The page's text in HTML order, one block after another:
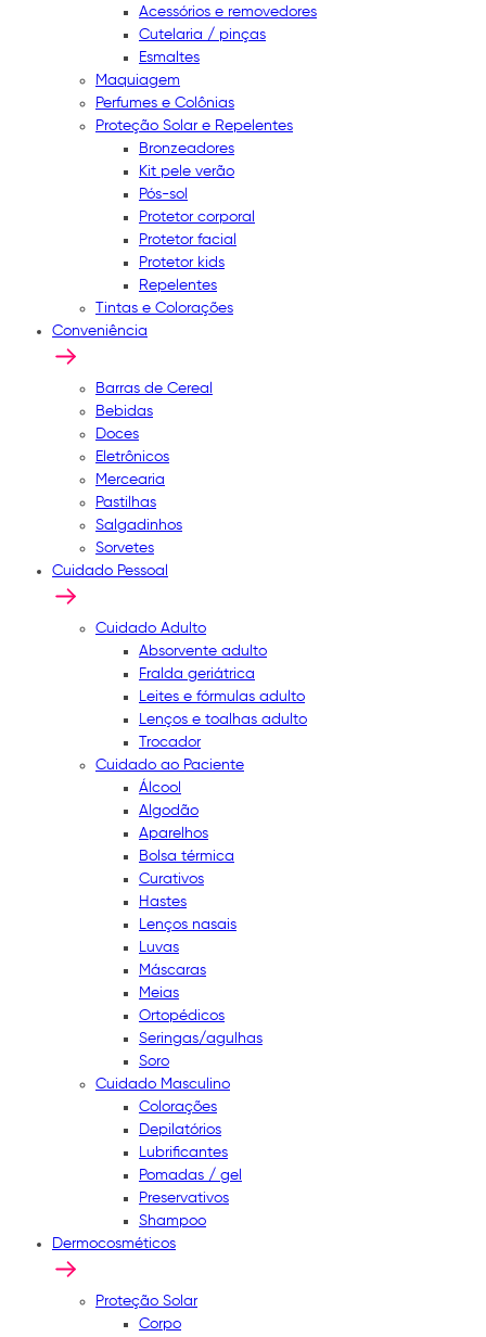
Acessórios e removedores
Cutelaria / pinças
Esmaltes
Maquiagem
Perfumes e Colônias
Proteção Solar e Repelentes
Bronzeadores
Kit pele verão
Pós-sol
Protetor corporal
Protetor facial
Protetor kids
Repelentes
Tintas e Colorações
Conveniência
Barras de Cereal
Bebidas
Doces
Eletrônicos
Mercearia
Pastilhas
Salgadinhos
Sorvetes
Cuidado Pessoal
Cuidado Adulto
Absorvente adulto
Fralda geriátrica
Leites e fórmulas adulto
Lenços e toalhas adulto
Trocador
Cuidado ao Paciente
Álcool
Algodão
Aparelhos
Bolsa térmica
Curativos
Hastes
Lenços nasais
Luvas
Máscaras
Meias
Ortopédicos
Seringas/agulhas
Soro
Cuidado Masculino
Colorações
Depilatórios
Lubrificantes
Pomadas / gel
Preservativos
Shampoo
Dermocosméticos
Proteção Solar
Corpo